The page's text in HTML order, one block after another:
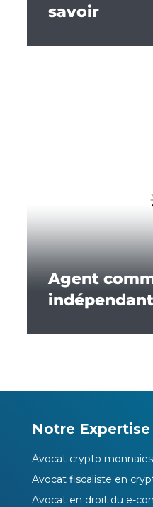
savoir
Agent
Notre Expertise
Avocat crypto monnaies
Avocat fiscaliste en
Avocat en droit du e-